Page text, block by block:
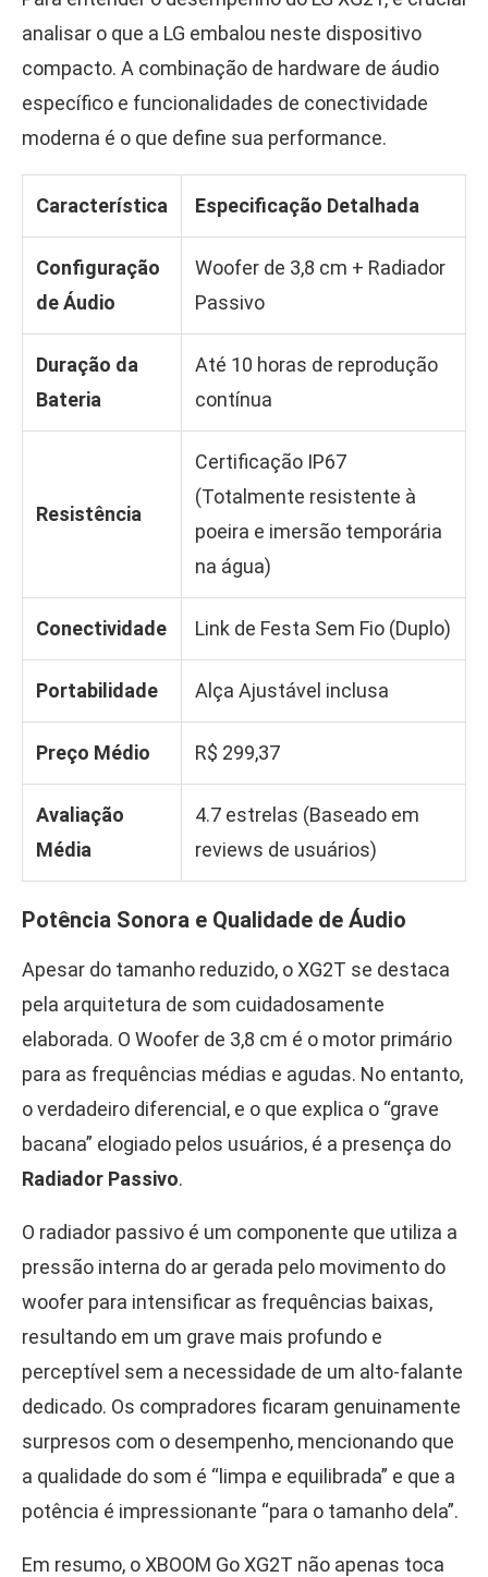
analisar o que a LG embalou neste dispositivo
compacto. A combinação de hardware de áudio
específico e funcionalidades de conectividade
moderna é o que define sua performance.
Característica Especificação Detalhada
Configuração
de Áudio
Woofer de 3,8 cm + Radiador
Passivo
Duração da
Bateria
Até 10 horas de reprodução
contínua
Resistência
Certificação IP67
(Totalmente resistente à
poeira e imersão temporária
na água)
Conectividade Link de Festa Sem Fio (Duplo)
Portabilidade Alça Ajustável inclusa
Preço Médio R$ 299,37
Avaliação
Média
4.7 estrelas (Baseado em
reviews de usuários)
Potência Sonora e Qualidade de Áudio
Apesar do tamanho reduzido, o XG2T se destaca
pela arquitetura de som cuidadosamente
elaborada. O Woofer de 3,8 cm é o motor primário
para as frequências médias e agudas. No entanto,
o verdadeiro diferencial, e o que explica o “grave
bacana” elogiado pelos usuários, é a presença do
Radiador Passivo.
O radiador passivo é um componente que utiliza a
pressão interna do ar gerada pelo movimento do
woofer para intensificar as frequências baixas,
resultando em um grave mais profundo e
perceptível sem a necessidade de um alto-falante
dedicado. Os compradores ficaram genuinamente
surpresos com o desempenho, mencionando que
a qualidade do som é “limpa e equilibrada” e que a
potência é impressionante “para o tamanho dela”.
Em resumo, o XBOOM Go XG2T não apenas toca